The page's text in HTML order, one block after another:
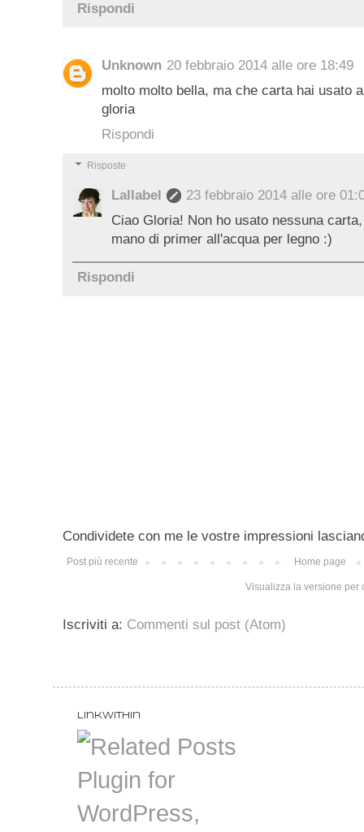
Rispondi
Unknown 20 febbraio 2014 alle ore 18:49
molto molto bella, ma che carta hai usato
gloria
Rispondi
Risposte
Lallabel
23 febbraio 2014 alle ore
Ciao Gloria! Non ho usato nessuna
mano di primer all'acqua per legno :)
Rispondi
Condividete con me le vostre impressioni
Post più recente Home page
Visualizza la versione per
Iscriviti a: Commenti sul post (Atom)
LinkWithin